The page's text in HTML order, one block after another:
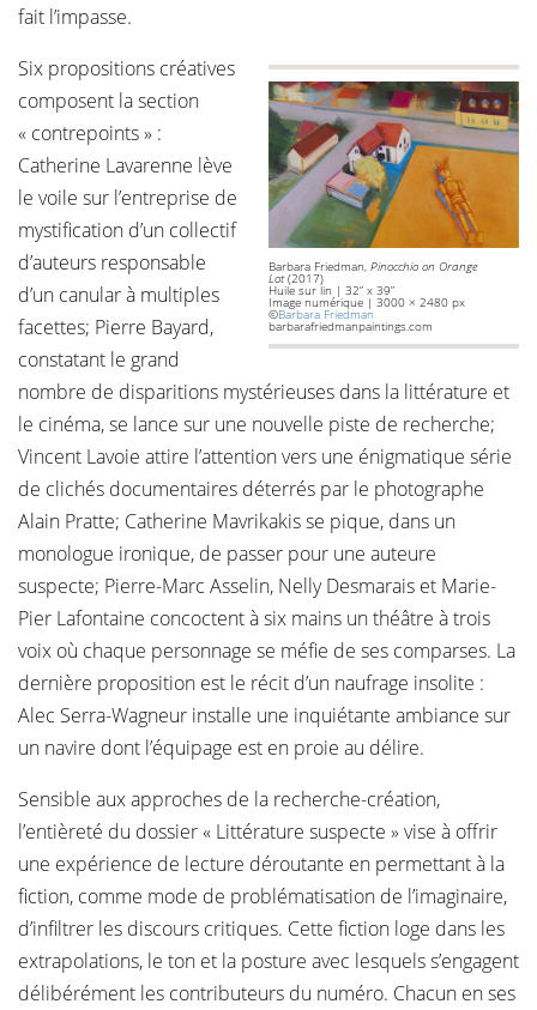
fait l’impasse.
Barbara Friedman, Pinocchio on Orange
Lot(2017)
Huile sur lin | 32” x 39”
Image numérique | 3000 × 2480 px
©Barbara Friedman
barbarafriedmanpaintings.com
Six propositions créatives
composent la section
« contrepoints » :
Catherine Lavarenne lève
le voile sur l’entreprise de
mystification d’un collectif
d’auteurs responsable
d’un canular à multiples
facettes; Pierre Bayard,
constatant le grand
nombre de disparitions mystérieuses dans la littérature et
le cinéma, se lance sur une nouvelle piste de recherche;
Vincent Lavoie attire l’attention vers une énigmatique série
de clichés documentaires déterrés par le photographe
Alain Pratte; Catherine Mavrikakis se pique, dans un
monologue ironique, de passer pour une auteure
suspecte; Pierre-Marc Asselin, Nelly Desmarais et Marie-
Pier Lafontaine concoctent à six mains un théâtre à trois
voix où chaque personnage se méfie de ses comparses. La
dernière proposition est le récit d’un naufrage insolite :
Alec Serra-Wagneur installe une inquiétante ambiance sur
un navire dont l’équipage est en proie au délire.
Sensible aux approches de la recherche-création,
l’entièreté du dossier « Littérature suspecte » vise à offrir
une expérience de lecture déroutante en permettant à la
fiction, comme mode de problématisation de l’imaginaire,
d’infiltrer les discours critiques. Cette fiction loge dans les
extrapolations, le ton et la posture avec lesquels s’engagent
délibérément les contributeurs du numéro. Chacun en ses